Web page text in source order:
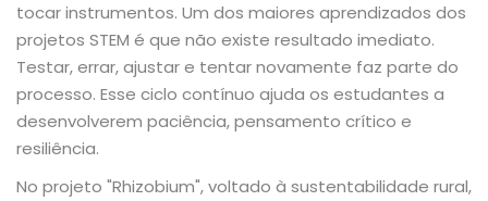
tocar instrumentos. Um dos maiores aprendizados dos
projetos STEM é que não existe resultado imediato.
Testar, errar, ajustar e tentar novamente faz parte do
processo. Esse ciclo contínuo ajuda os estudantes a
desenvolverem paciência, pensamento crítico e
resiliência.
No projeto "Rhizobium", voltado à sustentabilidade rural,